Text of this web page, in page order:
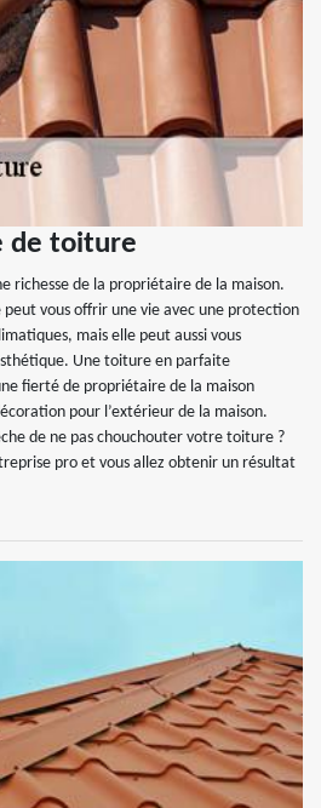
de toiture
richesse de la propriétaire de la maison.
peut vous offrir une vie avec une protection
mais elle peut aussi vous
Une toiture en parfaite
fierté de propriétaire de la maison
pour l’extérieur de la maison.
de ne pas chouchouter votre toiture ?
pro et vous allez obtenir un résultat